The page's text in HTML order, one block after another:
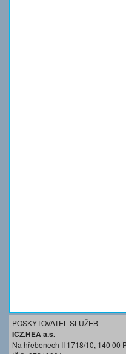
POSKYTOVATEL SLUŽEB
ICZ.HEA a.s.
Na hřebenech II 1718/10, 140 00